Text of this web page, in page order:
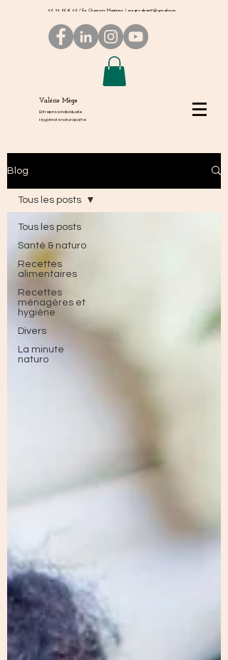
06 50 66 16 06 / En Charente Maritime / megevalerie17@gmail.com
Valérie Mège
Entreprise individuelle
Hygiéniste naturopathe
Blog
Tous les posts
Santé & naturo
Recettes
alimentaires
Recettes
ménagères et
hygiène
Divers
La minute
naturo
Tous les posts